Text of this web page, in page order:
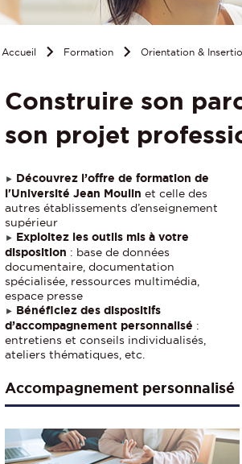
Accueil Formation Orientation &
Construire son
son projet
► Découvrez l’offre de formation de
l'Université Jean Moulin et celle des
autres établissements d’enseignement
supérieur
► Exploitez les outils mis à votre
disposition : base de données
documentaire, documentation
spécialisée, ressources multimédia,
espace presse
► Bénéficiez des dispositifs
d’accompagnement personnalisé :
entretiens et conseils individualisés,
ateliers thématiques, etc.
Accompagnement personnalisé